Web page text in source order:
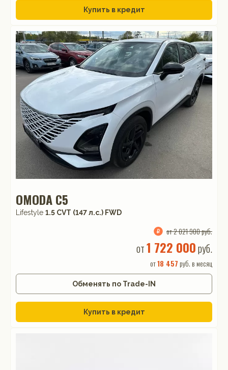
Купить в кредит
OMODA C5
Lifestyle 1.5 CVT (147 л.с.) FWD
от 2 021 900 руб.
от1 722 000руб.
от18 457 руб. в месяц
Обменять по Trade-IN
Купить в кредит